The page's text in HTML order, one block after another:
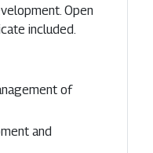
Open
included.
of
and